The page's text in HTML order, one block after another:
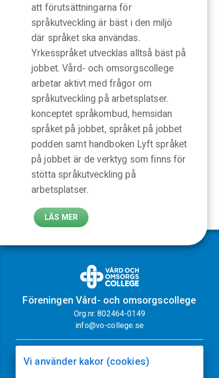
att förutsättningarna för
språkutveckling är bäst i den miljö
där språket ska användas.
Yrkesspråket utvecklas alltså bäst på
jobbet. Vård- och omsorgscollege
arbetar aktivt med frågor om
språkutveckling på arbetsplatser.
konceptet språkombud, hemsidan
språket på jobbet, språket på jobbet
podden samt handboken Lyft språket
på jobbet är de verktyg som finns för
stötta språkutveckling på
arbetsplatser.
LÄS MER
Föreningen Vård- och omsorgscollege
Org.nr. 802464-0149
info@vo-college.se
Vi använder kakor (cookies)